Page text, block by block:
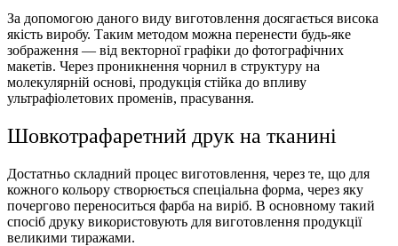
За допомогою даного виду виготовлення досягається висока
якість виробу. Таким методом можна перенести будь-яке
зображення — від векторної графіки до фотографічних
макетів. Через проникнення чорнил в структуру на
молекулярній основі, продукція стійка до впливу
ультрафіолетових променів, прасування.
Шовкотрафаретний друк на тканині
Достатньо складний процес виготовлення, через те, що для
кожного кольору створюється спеціальна форма, через яку
почергово переноситься фарба на виріб. В основному такий
спосіб друку використовують для виготовлення продукції
великими тиражами.